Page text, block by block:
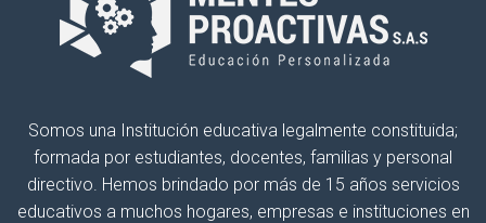
Somos una Institución educativa legalmente constituida;
formada por estudiantes, docentes, familias y personal
directivo. Hemos brindado por más de 15 años servicios
educativos a muchos hogares, empresas e instituciones en